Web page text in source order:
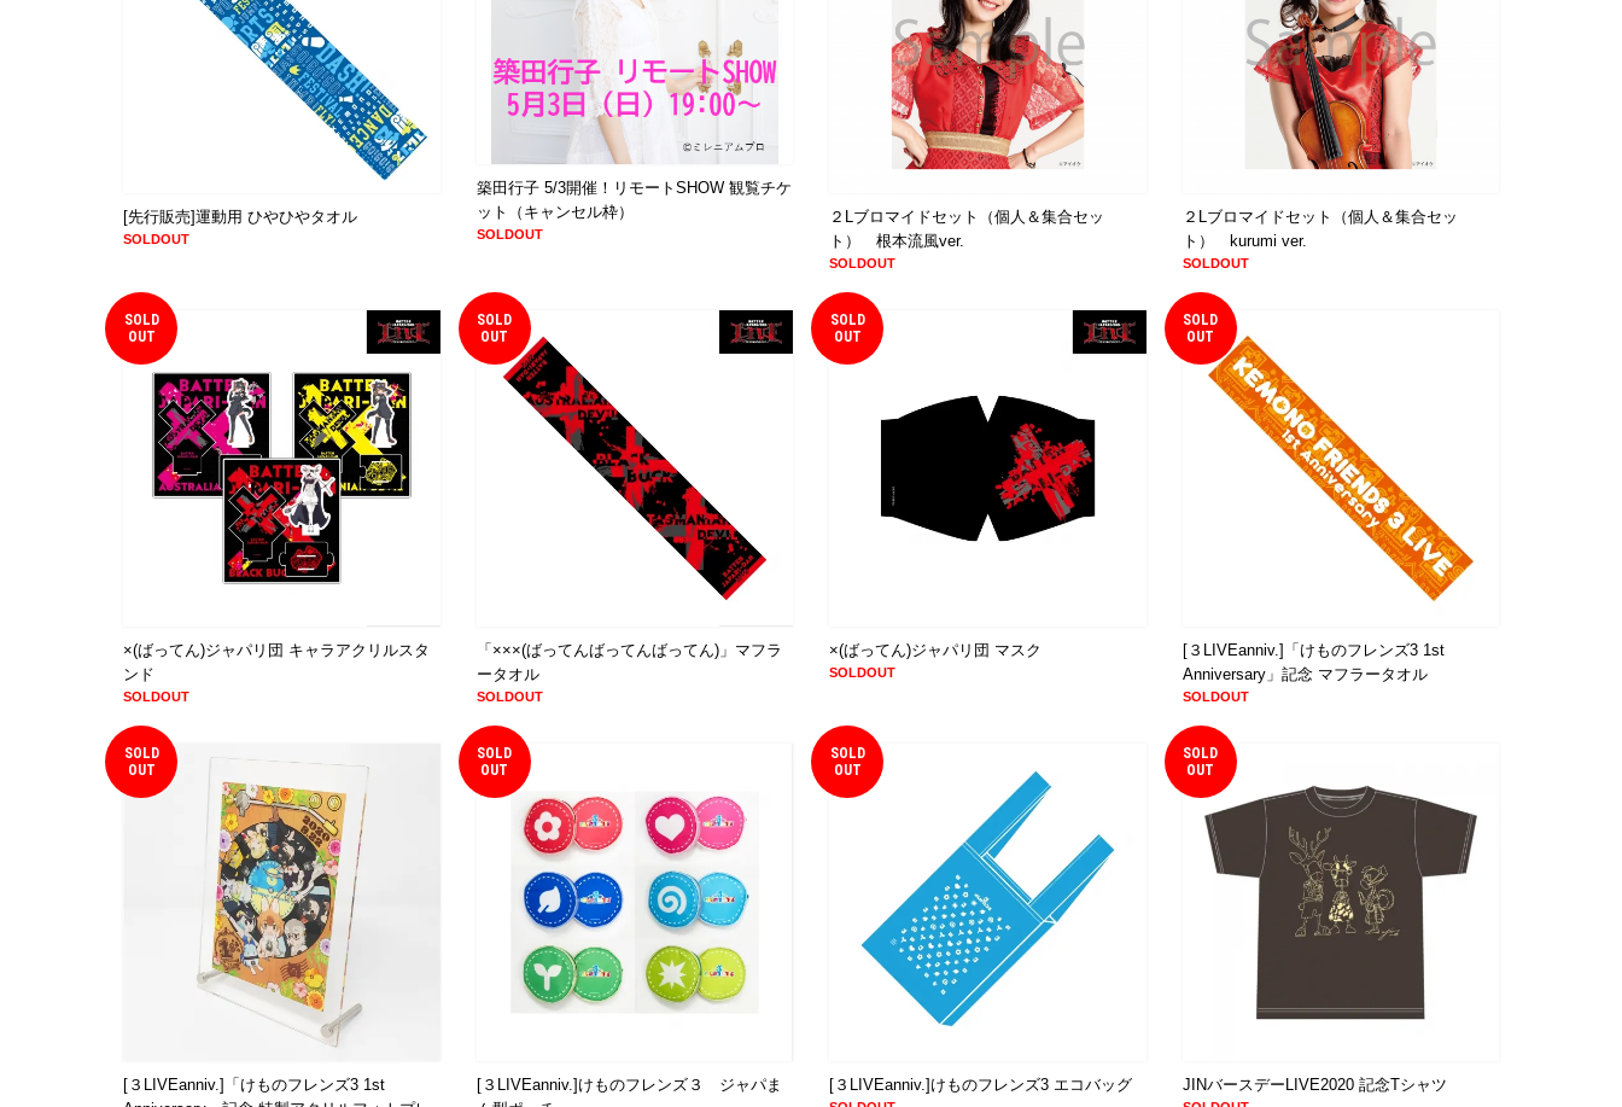
[先行販売]運動用 ひやひやタオル
SOLDOUT
築田行子 5/3開催！リモートSHOW 観覧チケ
ット（キャンセル枠）
SOLDOUT
２Lブロマイドセット（個人＆集合セッ
ト） 根本流風ver.
SOLDOUT
２Lブロマイドセット（個人＆集合セッ
ト） kurumi ver.
SOLDOUT
SOLD
OUT
×(ばってん)ジャパリ団 キャラアクリルスタ
ンド
SOLDOUT
SOLD
OUT
「×××(ばってんばってんばってん)」マフラ
ータオル
SOLDOUT
SOLD
OUT
×(ばってん)ジャパリ団 マスク
SOLDOUT
SOLD
OUT
[３LIVEanniv.]「けものフレンズ3 1st
Anniversary」記念 マフラータオル
SOLDOUT
SOLD
OUT
[３LIVEanniv.]「けものフレンズ3 1st
SOLD
OUT
[３LIVEanniv.]けものフレンズ３ ジャパま
SOLD
OUT
[３LIVEanniv.]けものフレンズ3 エコバッグ
SOLD
OUT
JINバースデーLIVE2020 記念Tシャツ